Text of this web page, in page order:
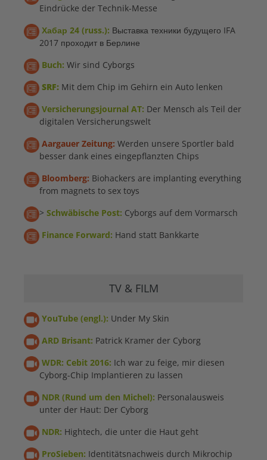
Eindrücke der Technik-Messe
Хабар 24 (russ.): Выставка техники будущего IFA
2017 проходит в Берлине
Buch: Wir sind Cyborgs
SRF: Mit dem Chip im Gehirn ein Auto lenken
Versicherungsjournal AT: Der Mensch als Teil der
digitalen Versicherungswelt
Aargauer Zeitung: Werden unsere Sportler bald
besser dank eines eingepflanzten Chips
Bloomberg: Biohackers are implanting everything
from magnets to sex toys
> Schwäbische Post: Cyborgs auf dem Vormarsch
Finance Forward: Hand statt Bankkarte
TV & FILM
YouTube (engl.): Under My Skin
ARD Brisant: Patrick Kramer der Cyborg
WDR: Cebit 2016: Ich war zu feige, mir diesen
Cyborg-Chip Implantieren zu lassen
NDR (Rund um den Michel): Personalausweis
unter der Haut: Der Cyborg
NDR: Hightech, die unter die Haut geht
ProSieben: Identitätsnachweis durch Mikrochip